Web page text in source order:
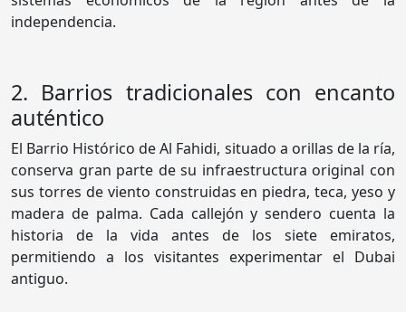
independencia.
2. Barrios tradicionales con encanto
auténtico
El Barrio Histórico de Al Fahidi, situado a orillas de la ría,
conserva gran parte de su infraestructura original con
sus torres de viento construidas en piedra, teca, yeso y
madera de palma. Cada callejón y sendero cuenta la
historia de la vida antes de los siete emiratos,
permitiendo a los visitantes experimentar el Dubai
antiguo.